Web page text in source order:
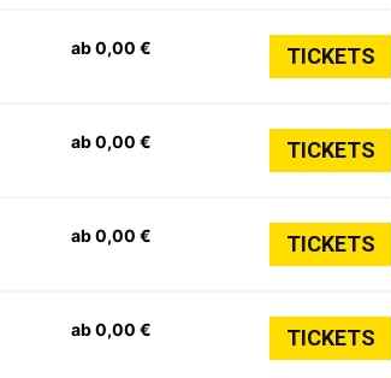
ab 0,00 € TICKETS
ab 0,00 € TICKETS
ab 0,00 € TICKETS
ab 0,00 € TICKETS